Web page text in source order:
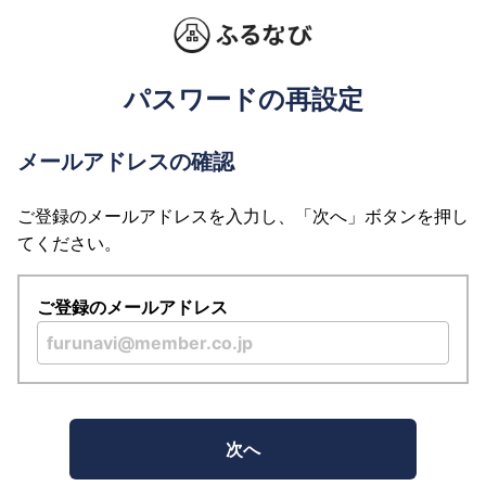
パスワードの再設定
メールアドレスの確認
ご登録のメールアドレスを入力し、「次へ」ボタンを押し
てください。
ご登録のメールアドレス